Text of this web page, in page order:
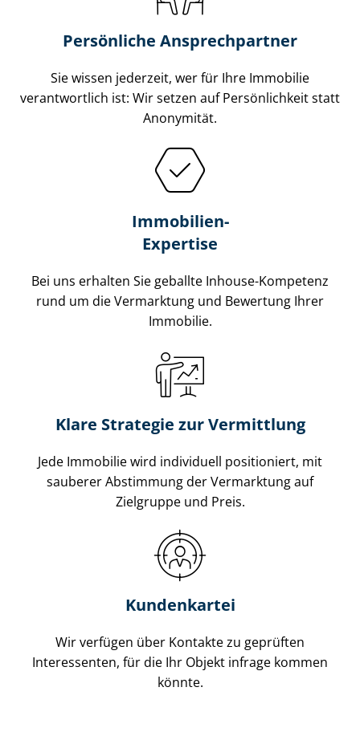
Persönliche Ansprechpartner
Sie wissen jederzeit, wer für Ihre Immobilie
verantwortlich ist: Wir setzen auf Persönlichkeit statt
Anonymität.
Immobilien-
Expertise
Bei uns erhalten Sie geballte Inhouse-Kompetenz
rund um die Vermarktung und Bewertung Ihrer
Immobilie.
Klare Strategie zur Vermittlung
Jede Immobilie wird individuell positioniert, mit
sauberer Abstimmung der Vermarktung auf
Zielgruppe und Preis.
Kundenkartei
Wir verfügen über Kontakte zu geprüften
Interessenten, für die Ihr Objekt infrage kommen
könnte.